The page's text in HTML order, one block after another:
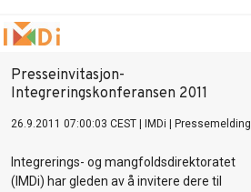
Presseinvitasjon-
Integreringskonferansen 2011
26.9.2011 07:00:03 CEST IMDi Pressemelding
Integrerings- og mangfoldsdirektoratet
(IMDi) har gleden av å invitere dere til